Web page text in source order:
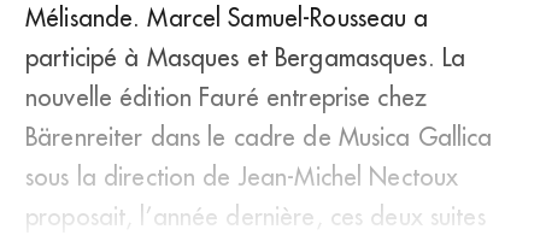
Mélisande. Marcel Samuel-Rousseau a
participé à Masques et Bergamasques. La
nouvelle édition Fauré entreprise chez
Bärenreiter dans le cadre de Musica Gallica
sous la direction de Jean-Michel Nectoux
proposait, l’année dernière, ces deux suites